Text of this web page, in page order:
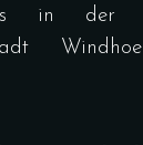
in der